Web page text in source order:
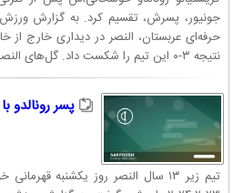
جونیور، پسرش، تقسیم کرد. به گزارش
حرفه‌ای عربستان، النصر در دیداری خارج از
نتیجه ۳-۰ این تیم را شکست داد. گل‌های النصر را...
پسر رونالدو
تیم زیر ۱۳ سال النصر روز یکشنبه